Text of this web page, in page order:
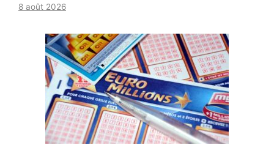
8 août 2026